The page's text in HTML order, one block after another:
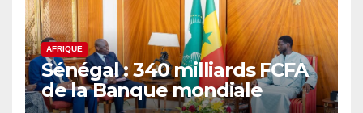
AFRIQUE
Sénégal : 340 milliards FCFA
de la Banque mondiale